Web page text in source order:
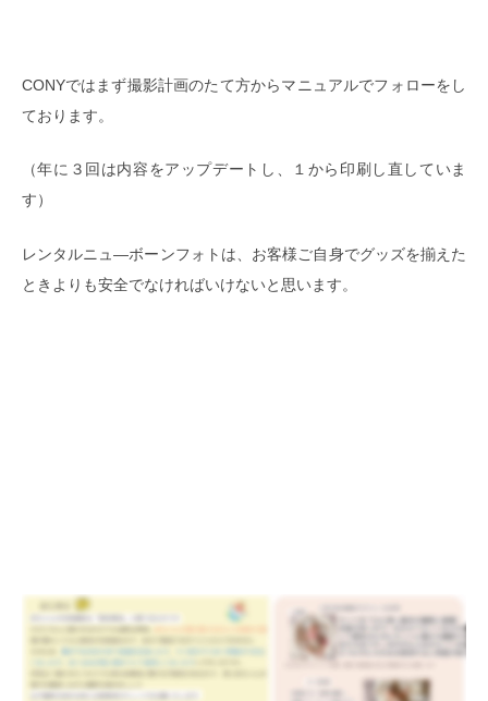
CONYではまず撮影計画のたて方からマニュアルでフォローをし
ております。
（年に３回は内容をアップデートし、１から印刷し直していま
す）
レンタルニュ―ボーンフォトは、お客様ご自身でグッズを揃えた
ときよりも安全でなければいけないと思います。